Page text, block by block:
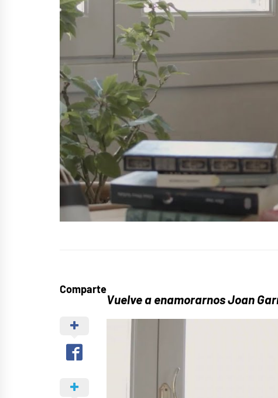
Comparte
Vuelve a enamorarnos Joan